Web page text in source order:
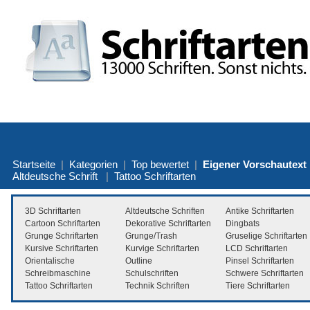
Startseite | Kategorien | Top bewertet | Eigener Vorschautext
Altdeutsche Schrift | Tattoo Schriftarten
3D Schriftarten Altdeutsche Schriften
Antike Schriftarten
Cartoon Schriftarten
Dekorative Schriftarten
Dingbats
Grunge Schriftarten
Grunge/Trash
Gruselige Schriftarten
Kursive Schriftarten
Kurvige Schriftarten
LCD Schriftarten
Orientalische
Outline
Pinsel Schriftarten
Schreibmaschine
Schulschriften
Schwere Schriftarten
Tattoo Schriftarten
Technik Schriften Tiere Schriftarten